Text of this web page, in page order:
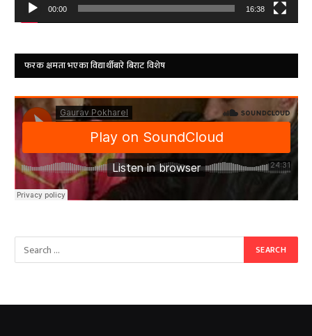
00:00 16:38
फरक क्षमता भएका विद्यार्थीबारे बिराट विशेष